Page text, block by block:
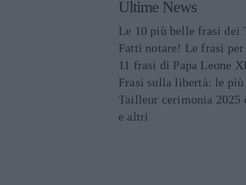
Ultime News
Le 10 più belle frasi dei
Fatti notare! Le frasi
11 frasi di Papa Leone
Frasi sulla libertà: le
Tailleur cerimonia
e altri